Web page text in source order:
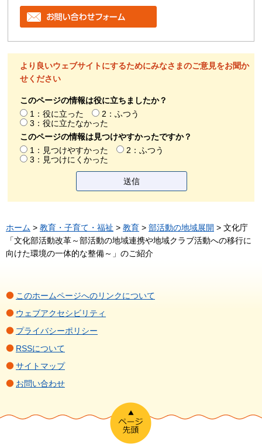
より良いウェブサイトにするためにみなさまのご意見をお聞か
せください
このページの情報は役に立ちましたか？
1：役に立った
2：ふつう
3：役に立たなかった
このページの情報は見つけやすかったですか？
1：見つけやすかった
2：ふつう
3：見つけにくかった
ホーム > 教育・子育て・福祉 > 教育 > 部活動の地域展開 > 文化庁
「文化部活動改革～部活動の地域連携や地域クラブ活動への移行に
向けた環境の一体的な整備～」のご紹介
このホームページへのリンクについて
ウェブアクセシビリティ
プライバシーポリシー
RSSについて
サイトマップ
お問い合わせ